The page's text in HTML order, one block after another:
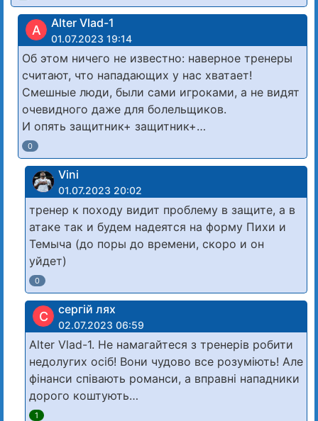
A Alter Vlad-1
01.07.2023 19:14
Об этом ничего не известно: наверное тренеры
считают, что нападающих у нас хватает!
Смешные люди, были сами игроками, а не видят
очевидного даже для болельщиков.
И опять защитник+ защитник+…
0
Vini
01.07.2023 20:02
тренер к походу видит проблему в защите, а в
атаке так и будем надеятся на форму Пихи и
Темыча (до поры до времени, скоро и он
уйдет)
0
С сергій лях
02.07.2023 06:59
Alter Vlad-1. Не намагайтеся з тренерів робити
недолугих осіб! Вони чудово все розуміють! Але
фінанси співають романси, а вправні нападники
дорого коштують…
1